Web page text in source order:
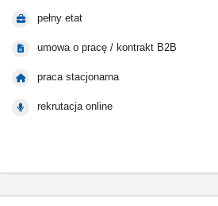
pełny etat
umowa o pracę / kontrakt B2B
praca stacjonarna
rekrutacja online